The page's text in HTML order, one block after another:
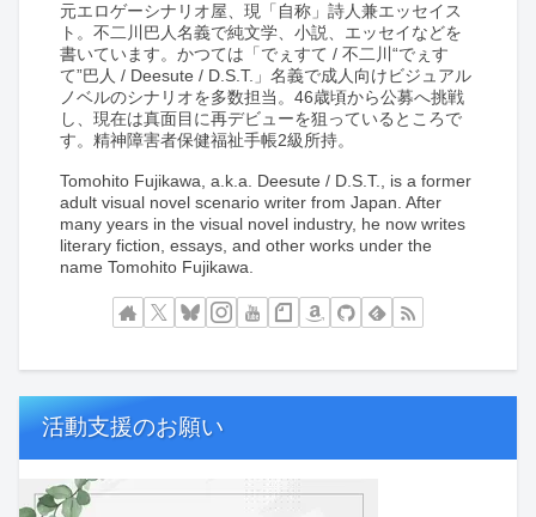
元エロゲーシナリオ屋、現「自称」詩人兼エッセイス
ト。不二川巴人名義で純文学、小説、エッセイなどを
書いています。かつては「でぇすて / 不二川“でぇす
て”巴人 / Deesute / D.S.T.」名義で成人向けビジュアル
ノベルのシナリオを多数担当。46歳頃から公募へ挑戦
し、現在は真面目に再デビューを狙っているところで
す。精神障害者保健福祉手帳2級所持。
Tomohito Fujikawa, a.k.a. Deesute / D.S.T., is a former
adult visual novel scenario writer from Japan. After
many years in the visual novel industry, he now writes
literary fiction, essays, and other works under the
name Tomohito Fujikawa.
活動支援のお願い